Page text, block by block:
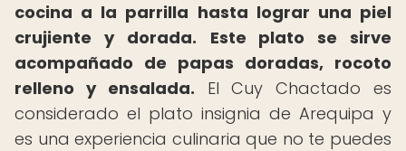
cocina a la parrilla hasta lograr una piel
crujiente y dorada.
Este plato se sirve
acompañado de papas doradas, rocoto
relleno y ensalada. El Cuy Chactado es
considerado el plato insignia de Arequipa y
es una experiencia culinaria que no te puedes